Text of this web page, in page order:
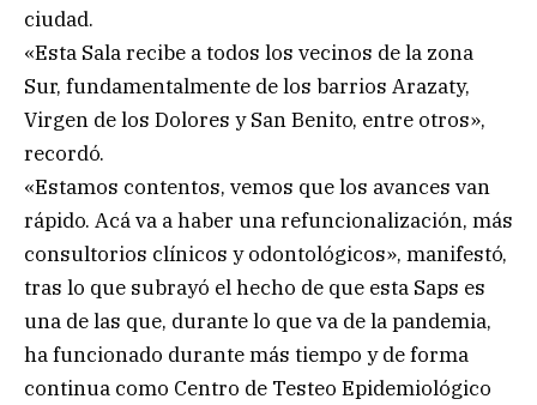
ciudad.
«Esta Sala recibe a todos los vecinos de la zona
Sur, fundamentalmente de los barrios Arazaty,
Virgen de los Dolores y San Benito, entre otros»,
recordó.
«Estamos contentos, vemos que los avances van
rápido. Acá va a haber una refuncionalización, más
consultorios clínicos y odontológicos», manifestó,
tras lo que subrayó el hecho de que esta Saps es
una de las que, durante lo que va de la pandemia,
ha funcionado durante más tiempo y de forma
continua como Centro de Testeo Epidemiológico